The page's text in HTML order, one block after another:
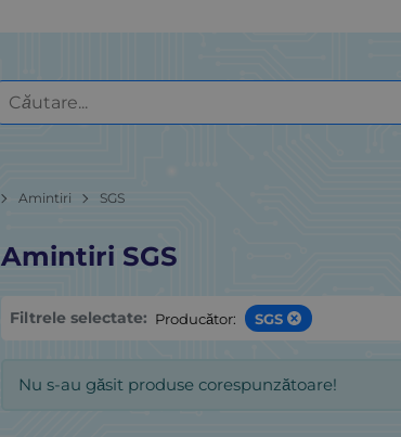
Amintiri SGS
Amintiri SGS
Filtrele selectate: Producător: SGS
Nu s-au găsit produse corespunzătoare!